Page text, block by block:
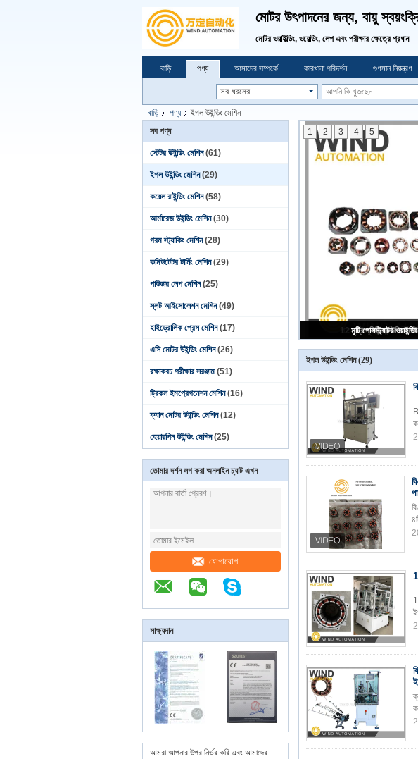
মোটর উৎপাদনের জন্য, বায়ু
মোটর ওয়াইল্ডিং, ওয়েল্ডিং, লেপ এবং পরীক্ষার ক্ষেত্রে প্রধান
বাড়ি পণ্য আমাদের সম্পর্কে কারখানা পরিদর্শন গুণমান নিয়ন্ত্রণ
বাড়ি পণ্য
ইগল উইন্ডিং মেশিন
সব পণ্য
স্টেটর উইন্ডিং মেশিন (61)
ইগল উইন্ডিং মেশিন (29)
কয়েল রাইন্ডিং মেশিন (58)
আর্মারেজ উইন্ডিং মেশিন (30)
গরম স্ট্যাকিং মেশিন (28)
কমিউটেটর টার্নিং মেশিন (29)
পাউডার লেপ মেশিন (25)
স্লট আইসোলেশন মেশিন (49)
হাইড্রোলিক প্রেস মেশিন (17)
এসি মোটর উইন্ডিং মেশিন (26)
রক্ষাকবচ পরীক্ষার সরঞ্জাম (51)
ট্রিকল ইমপ্রেগনেশন মেশিন (16)
ফ্যান মোটর উইন্ডিং মেশিন (12)
হেয়ারপিন উইন্ডিং মেশিন (25)
তোমার দর্শন লগ করা অনলাইন চ্যাট এখন
যোগাযোগ
সাক্ষ্যদান
আমরা আপনার উপর নির্ভর করি এবং আমাদের
পাতলা তারের ইগল উইন্ডিং
1 2 3 4 5
ইগল উইন্ডিং মেশিন (29)